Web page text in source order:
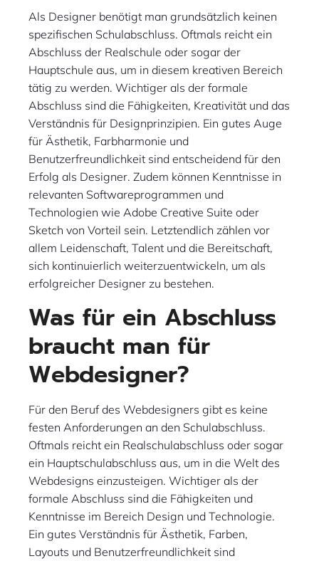
Als Designer benötigt man grundsätzlich keinen
spezifischen Schulabschluss. Oftmals reicht ein
Abschluss der Realschule oder sogar der
Hauptschule aus, um in diesem kreativen Bereich
tätig zu werden. Wichtiger als der formale
Abschluss sind die Fähigkeiten, Kreativität und das
Verständnis für Designprinzipien. Ein gutes Auge
für Ästhetik, Farbharmonie und
Benutzerfreundlichkeit sind entscheidend für den
Erfolg als Designer. Zudem können Kenntnisse in
relevanten Softwareprogrammen und
Technologien wie Adobe Creative Suite oder
Sketch von Vorteil sein. Letztendlich zählen vor
allem Leidenschaft, Talent und die Bereitschaft,
sich kontinuierlich weiterzuentwickeln, um als
erfolgreicher Designer zu bestehen.
Was für ein Abschluss
braucht man für
Webdesigner?
Für den Beruf des Webdesigners gibt es keine
festen Anforderungen an den Schulabschluss.
Oftmals reicht ein Realschulabschluss oder sogar
ein Hauptschulabschluss aus, um in die Welt des
Webdesigns einzusteigen. Wichtiger als der
formale Abschluss sind die Fähigkeiten und
Kenntnisse im Bereich Design und Technologie.
Ein gutes Verständnis für Ästhetik, Farben,
Layouts und Benutzerfreundlichkeit sind